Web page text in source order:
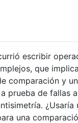
escribir
que
comparación y
prueba de fallas
¿Usaría
una